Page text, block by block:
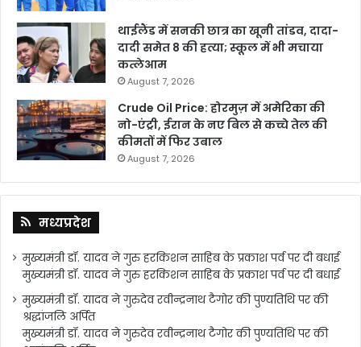
थाईलैंड में सनकी छात्र का खूनी तांडव, दादा-
दादी समेत 8 की हत्या; स्कूल में भी मचाया
कत्लेआम
August 7, 2026
Crude Oil Price: होरमुज़ में अमेरिका की
नो-एंट्री, ईरान के नए बिल से कच्चे तेल की
कीमतों में फिर उबाल
August 7, 2026
मध्यप्रदेश
मुख्यमंत्री डॉ. यादव ने गुरु हरकिशन साहिब के प्रकाश पर्व पर दी बधाई
मुख्यमंत्री डॉ. यादव ने गुरु हरकिशन साहिब के प्रकाश पर्व पर दी बधाई
मुख्यमंत्री डॉ. यादव ने गुरुदेव रवीन्द्रनाथ टैगोर की पुण्यतिथि पर की
श्रद्धांजलि अर्पित
मुख्यमंत्री डॉ. यादव ने गुरुदेव रवीन्द्रनाथ टैगोर की पुण्यतिथि पर की